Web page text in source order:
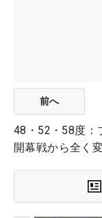
前へ
48・52・58度：
開幕戦から全く